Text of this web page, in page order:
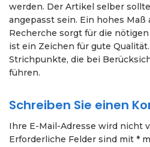
werden. Der Artikel selber
angepasst sein. Ein hohes Maß
Recherche sorgt für die
ist ein Zeichen für gute
Strichpunkte, die bei
führen.
Schreiben Sie einen
Ihre E-Mail-Adresse wird nicht
Erforderliche Felder sind mit *